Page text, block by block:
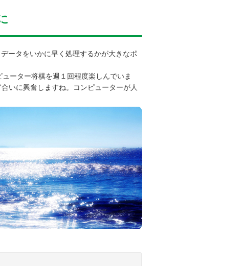
ータをいかに早く処理するかが大きなポ
ーター将棋を週１回程度楽しんでいま
いに興奮しますね。コンピューターが人